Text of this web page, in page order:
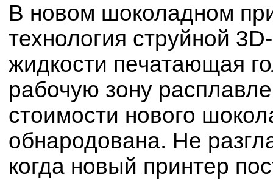
В новом шоколадном
технология струйной
жидкости печатающая
рабочую зону
стоимости нового
обнародована. Не
когда новый принтер